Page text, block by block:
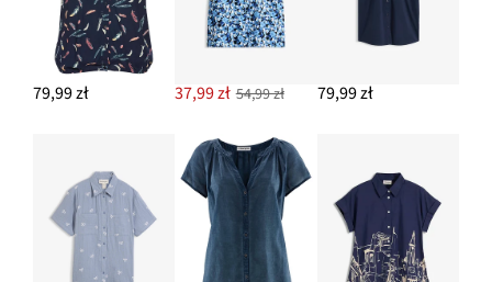
Torebka worek z dodatkową kieszenią wewnętrzną
49,99 zł
Spodnie ze stretchem o kroju bootcut
114,99 zł
DODAJ DO KOSZYKA
79,99 zł 37,99 zł 54,99 zł 79,99 zł